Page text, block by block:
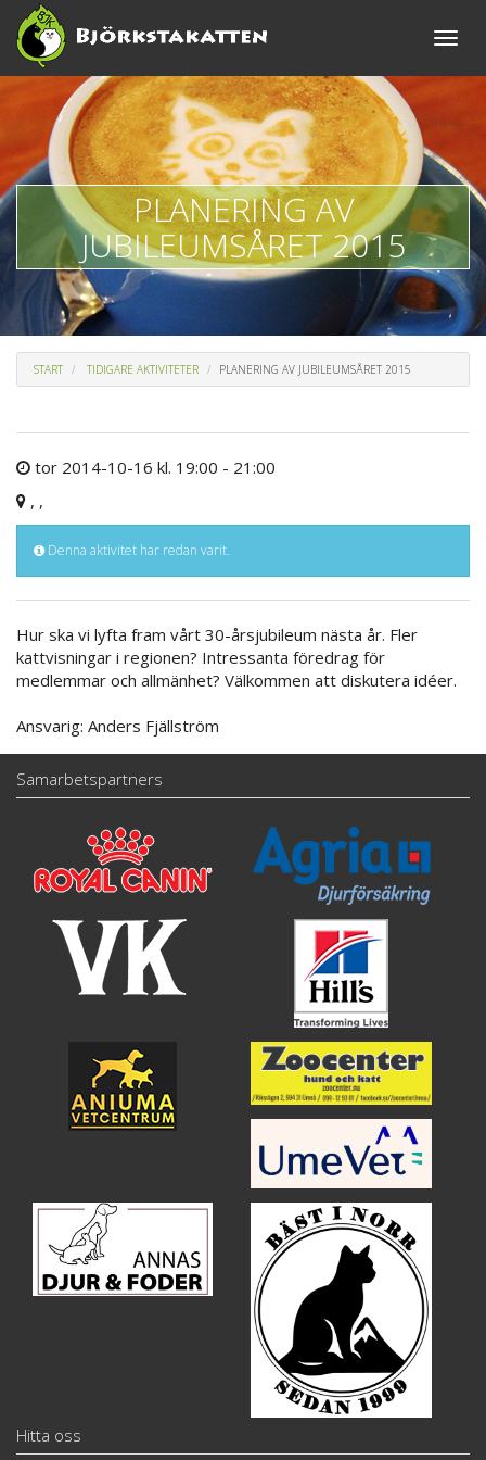
Toggle
PLANERING AV
JUBILEUMSÅRET 2015
START TIDIGARE AKTIVITETER PLANERING AV JUBILEUMSÅRET 2015
tor 2014-10-16 kl. 19:00 - 21:00
, ,
Denna aktivitet har redan varit.
Hur ska vi lyfta fram vårt 30-årsjubileum nästa år. Fler
kattvisningar i regionen? Intressanta föredrag för
medlemmar och allmänhet? Välkommen att diskutera idéer.
Ansvarig: Anders Fjällström
Samarbetspartners
Hitta oss